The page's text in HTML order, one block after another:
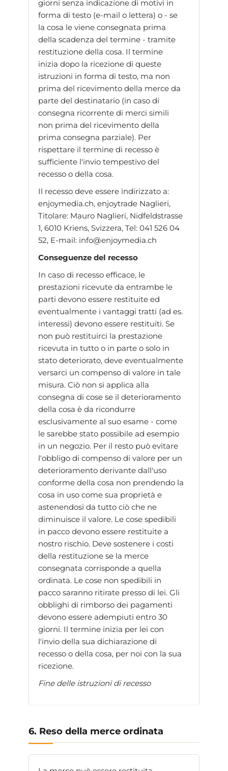
giorni senza indicazione di motivi in
forma di testo (e-mail o lettera) o - se
la cosa le viene consegnata prima
della scadenza del termine - tramite
restituzione della cosa. Il termine
inizia dopo la ricezione di queste
istruzioni in forma di testo, ma non
prima del ricevimento della merce da
parte del destinatario (in caso di
consegna ricorrente di merci simili
non prima del ricevimento della
prima consegna parziale). Per
rispettare il termine di recesso è
sufficiente l'invio tempestivo del
recesso o della cosa.
Il recesso deve essere indirizzato a:
enjoymedia.ch, enjoytrade Naglieri,
Titolare: Mauro Naglieri, Nidfeldstrasse
1, 6010 Kriens, Svizzera, Tel: 041 526 04
52, E-mail: info@enjoymedia.ch
Conseguenze del recesso
In caso di recesso efficace, le
prestazioni ricevute da entrambe le
parti devono essere restituite ed
eventualmente i vantaggi tratti (ad es.
interessi) devono essere restituiti. Se
non può restituirci la prestazione
ricevuta in tutto o in parte o solo in
stato deteriorato, deve eventualmente
versarci un compenso di valore in tale
misura. Ciò non si applica alla
consegna di cose se il deterioramento
della cosa è da ricondurre
esclusivamente al suo esame - come
le sarebbe stato possibile ad esempio
in un negozio. Per il resto può evitare
l'obbligo di compenso di valore per un
deterioramento derivante dall'uso
conforme della cosa non prendendo la
cosa in uso come sua proprietà e
astenendosi da tutto ciò che ne
diminuisce il valore. Le cose spedibili
in pacco devono essere restituite a
nostro rischio. Deve sostenere i costi
della restituzione se la merce
consegnata corrisponde a quella
ordinata. Le cose non spedibili in
pacco saranno ritirate presso di lei. Gli
obblighi di rimborso dei pagamenti
devono essere adempiuti entro 30
giorni. Il termine inizia per lei con
l'invio della sua dichiarazione di
recesso o della cosa, per noi con la sua
ricezione.
Fine delle istruzioni di recesso
6. Reso della merce ordinata